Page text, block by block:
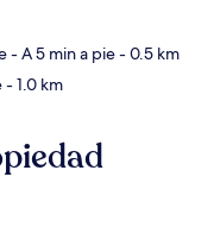
- A 5 min a pie- 0.5 km
- 1.0 km